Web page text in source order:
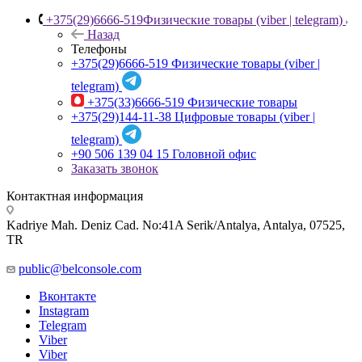
+375(29)6666-519Физические товары (viber | telegram)
Назад
Телефоны
+375(29)6666-519 Физические товары (viber |
telegram)
+375(33)6666-519 Физические товары
+375(29)144-11-38 Цифровые товары (viber |
telegram)
+90 506 139 04 15 Головной офис
Заказать звонок
Контактная информация
Kadriye Mah. Deniz Cad. No:41A Serik/Antalya, Antalya, 07525,
TR
public@belconsole.com
Вконтакте
Instagram
Telegram
Viber
Viber